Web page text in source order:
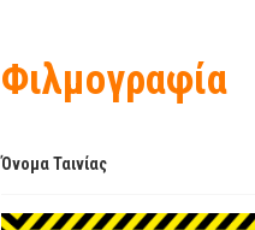
Φιλμογραφία
Όνομα Ταινίας